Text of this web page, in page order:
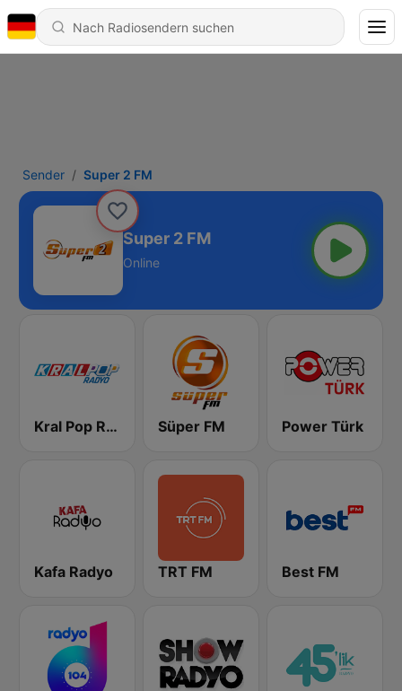
Sender Super 2 FM
Super 2 FM
Online
Kral Pop Radyo Süper FM Power Türk
Kafa Radyo TRT FM Best FM